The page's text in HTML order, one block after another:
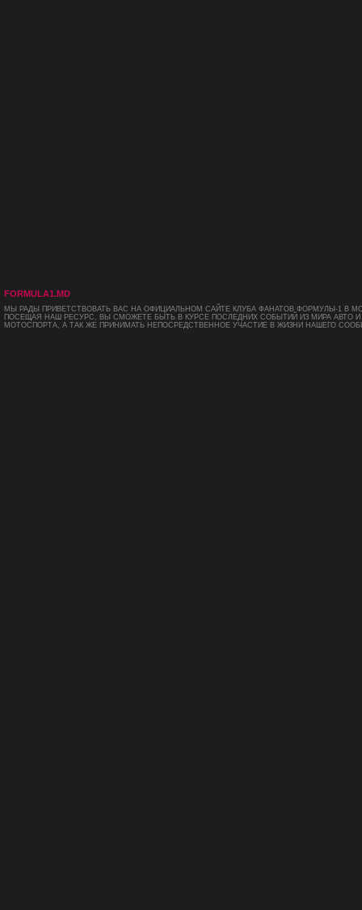
FORMULA1.MD
МЫ РАДЫ ПРИВЕТСТВОВАТЬ ВАС НА ОФИЦИАЛЬНОМ САЙТЕ КЛУБА ФАНАТОВ ФОРМУЛЫ-1 В
ПОСЕЩАЯ НАШ РЕСУРС, ВЫ СМОЖЕТЕ БЫТЬ В КУРСЕ ПОСЛЕДНИХ СОБЫТИЙ ИЗ МИРА АВТО И
МОТОСПОРТА, А ТАК ЖЕ ПРИНИМАТЬ НЕПОСРЕДСТВЕННОЕ УЧАСТИЕ В ЖИЗНИ НАШЕГО